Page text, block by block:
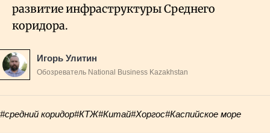
развитие инфраструктуры Среднего
коридора.
Игорь Улитин
Обозреватель National Business Kazakhstan
#средний коридор#КТЖ#Китай#Хоргос#Каспийское море